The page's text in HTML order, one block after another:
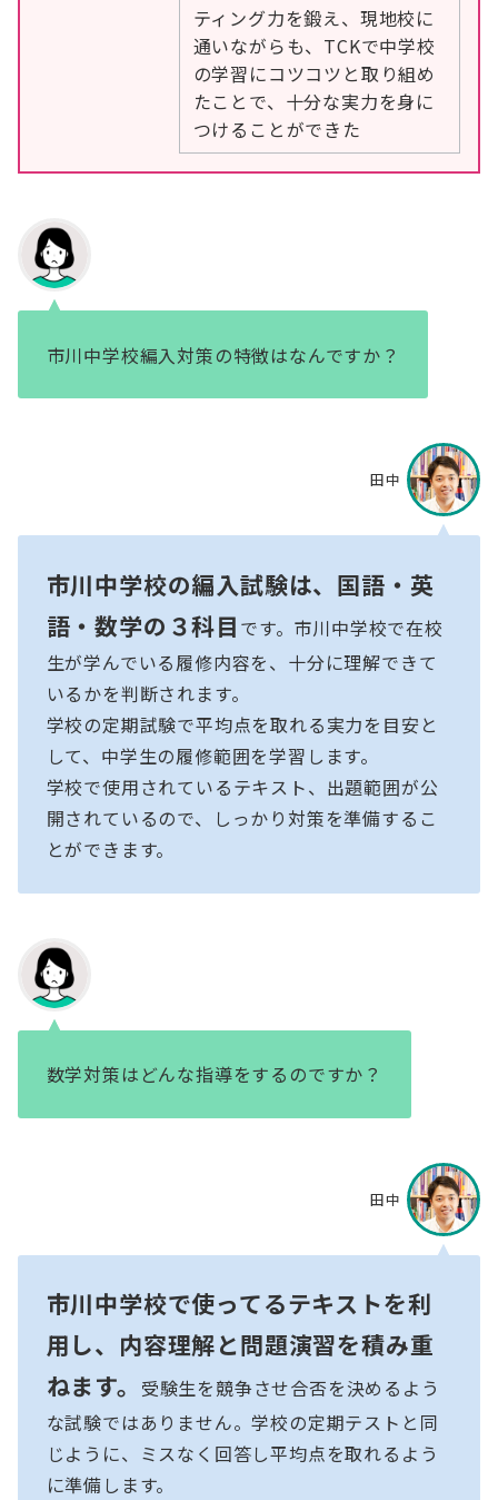
ティング力を鍛え、現地校に
通いながらも、TCKで中学校
の学習にコツコツと取り組め
たことで、十分な実力を身に
つけることができた
市川中学校編入対策の特徴はなんですか？
田中
市川中学校の編入試験は、国語・英
語・数学の３科目 です。市川中学校で在校
生が学んでいる履修内容を、十分に理解できて
いるかを判断されます。
学校の定期試験で平均点を取れる実力を目安と
して、中学生の履修範囲を学習します。
学校で使用されているテキスト、出題範囲が公
開されているので、しっかり対策を準備するこ
とができます。
数学対策はどんな指導をするのですか？
田中
市川中学校で使ってるテキストを利
用し、内容理解と問題演習を積み重
ねます。
受験生を競争させ合否を決めるよう
な試験ではありません。学校の定期テストと同
じように、ミスなく回答し平均点を取れるよう
に準備します。